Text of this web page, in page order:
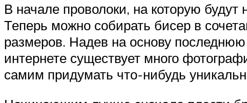
В начале проволоки, на которую
Теперь можно собирать бисер в
размеров. Надев на основу последнюю
интернете существует много
самим придумать что-нибудь